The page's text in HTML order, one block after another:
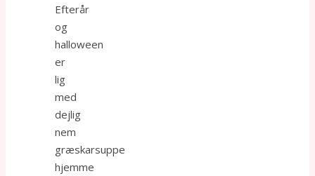
Efterår
og
halloween
er
lig
med
dejlig
nem
græskarsuppe
hjemme